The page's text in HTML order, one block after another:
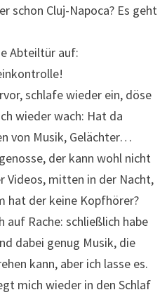
schon Cluj-Napoca? Es geht
Abteiltür auf:
schlafe wieder ein, döse
wieder wach: Hat da
von Musik, Gelächter…
der kann wohl nicht
Videos, mitten in der Nacht,
hat der keine Kopfhörer?
auf Rache: schließlich habe
dabei genug Musik, die
kann, aber ich lasse es.
mich wieder in den Schlaf